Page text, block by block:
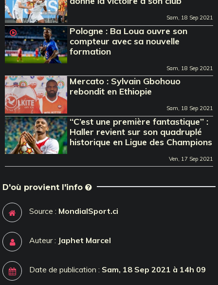
Sam, 18 Sep 2021
Pologne : Ba Loua ouvre son
compteur avec sa nouvelle
formation
Sam, 18 Sep 2021
Mercato : Sylvain Gbohouo
rebondit en Ethiopie
Sam, 18 Sep 2021
‘‘C’est une première fantastique’’ :
Haller revient sur son quadruplé
historique en Ligue des Champions
Ven, 17 Sep 2021
D'où provient l'info
Source : MondialSport.ci
Auteur : Japhet Marcel
Date de publication : Sam, 18 Sep 2021 à 14h 09